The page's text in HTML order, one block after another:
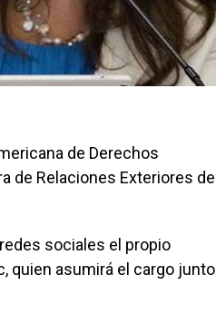
de Derechos
de Relaciones Exteriores de
sociales el propio
quien asumirá el cargo junto